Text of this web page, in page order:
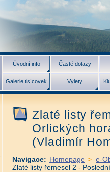
Úvodní info Časté dotazy
Galerie tisícovek Výlety
Zlaté listy
Orlických
(Vladimír
Navigace: Homepage > e-
Zlaté listy řemesel 2 -